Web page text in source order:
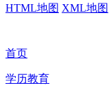
HTML地图 XML地图
首页
学历教育